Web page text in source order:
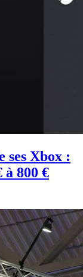
ses Xbox :
à 800 €